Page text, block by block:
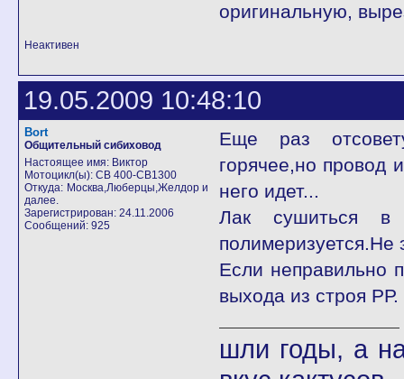
оригинальную,
Неактивен
19.05.2009 10:48:10
Bort
Общительный сибиховод
Настоящее имя: Виктор
Мотоцикл(ы): CB 400-СВ1300
Откуда: Москва,Люберцы,Желдор и
далее.
Зарегистрирован: 24.11.2006
Сообщений: 925
Еще раз
горячее,но провод
него идет...
Лак сушиться в
полимеризуется.Не
Если неправильно
выхода из строя РР.
шли годы, а